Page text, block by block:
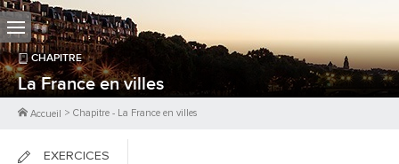
CHAPITRE
La France en villes
Accueil > Chapitre - La France en villes
EXERCICES